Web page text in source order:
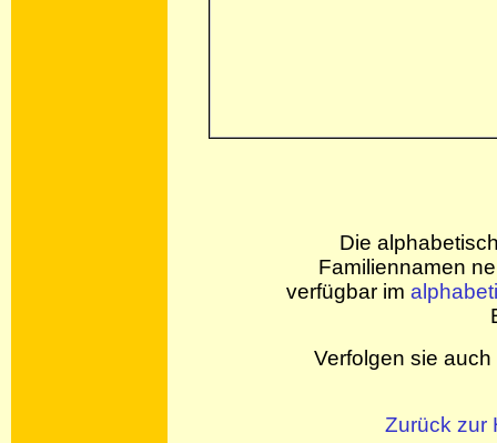
Die
Familiennamen
verfügbar im
Verfolgen sie
Zurück zur